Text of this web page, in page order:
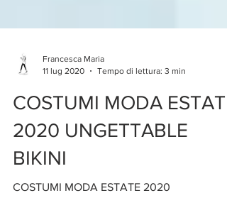
Francesca Maria
COSTUMI MODA ESTATE
2020 UNGETTABLE